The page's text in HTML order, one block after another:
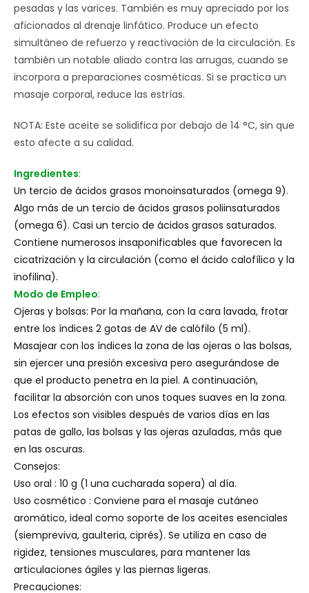
pesadas y las varices. También es muy apreciado por los
aficionados al drenaje linfático. Produce un efecto
simultáneo de refuerzo y reactivación de la circulación. Es
también un notable aliado contra las arrugas, cuando se
incorpora a preparaciones cosméticas. Si se practica un
masaje corporal, reduce las estrías.
NOTA: Este aceite se solidifica por debajo de 14 °C, sin que
esto afecte a su calidad.
Ingredientes:
Un tercio de ácidos grasos monoinsaturados (omega 9).
Algo más de un tercio de ácidos grasos poliinsaturados
(omega 6). Casi un tercio de ácidos grasos saturados.
Contiene numerosos insaponificables que favorecen la
cicatrización y la circulación (como el ácido calofílico y la
inofilina).
Modo de Empleo:
Ojeras y bolsas: Por la mañana, con la cara lavada, frotar
entre los índices 2 gotas de AV de calófilo (5 ml).
Masajear con los índices la zona de las ojeras o las bolsas,
sin ejercer una presión excesiva pero asegurándose de
que el producto penetra en la piel. A continuación,
facilitar la absorción con unos toques suaves en la zona.
Los efectos son visibles después de varios días en las
patas de gallo, las bolsas y las ojeras azuladas, más que
en las oscuras.
Consejos:
Uso oral : 10 g (1 una cucharada sopera) al día.
Uso cosmético : Conviene para el masaje cutáneo
aromático, ideal como soporte de los aceites esenciales
(siempreviva, gaulteria, ciprés). Se utiliza en caso de
rigidez, tensiones musculares, para mantener las
articulaciones ágiles y las piernas ligeras.
Precauciones: